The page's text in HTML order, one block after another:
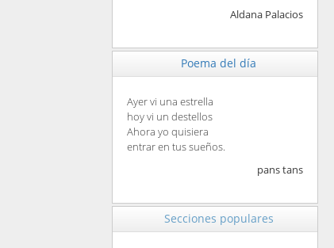
Aldana Palacios
Poema del día
Ayer vi una estrella
hoy vi un destellos
Ahora yo quisiera
entrar en tus sueños.
pans tans
Secciones populares